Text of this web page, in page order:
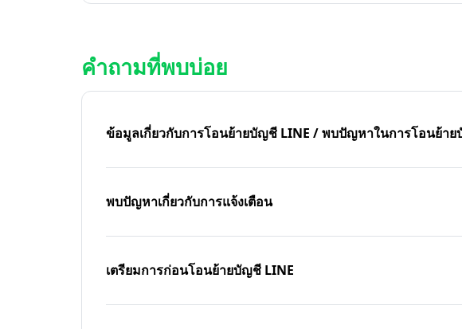
คำถามที่พบบ่อย
ข้อมูลเกี่ยวกับการโอนย้ายบัญชี LINE / พบปัญหาในการโอนย้าย
พบปัญหาเกี่ยวกับการแจ้งเตือน
เตรียมการก่อนโอนย้ายบัญชี LINE